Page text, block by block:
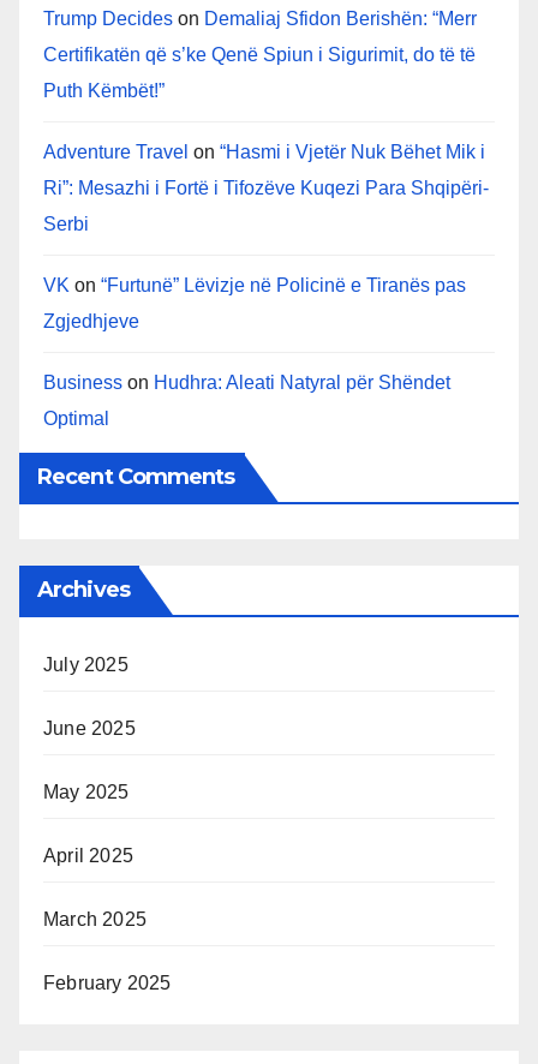
Trump Decides on Demaliaj Sfidon Berishën: “Merr
Certifikatën që s’ke Qenë Spiun i Sigurimit, do të të
Puth Këmbët!”
Adventure Travel on “Hasmi i Vjetër Nuk Bëhet Mik i
Ri”: Mesazhi i Fortë i Tifozëve Kuqezi Para Shqipëri-
Serbi
VK on “Furtunë” Lëvizje në Policinë e Tiranës pas
Zgjedhjeve
Business on Hudhra: Aleati Natyral për Shëndet
Optimal
Recent Comments
Archives
July 2025
June 2025
May 2025
April 2025
March 2025
February 2025